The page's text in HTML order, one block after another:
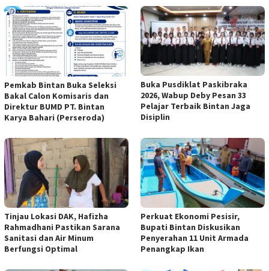
Pemkab Bintan Buka Seleksi
Bakal Calon Komisaris dan
Direktur BUMD PT. Bintan
Karya Bahari (Perseroda)
Buka Pusdiklat Paskibraka
2026, Wabup Deby Pesan 33
Pelajar Terbaik Bintan Jaga
Disiplin
Tinjau Lokasi DAK, Hafizha
Rahmadhani Pastikan Sarana
Sanitasi dan Air Minum
Berfungsi Optimal
Perkuat Ekonomi Pesisir,
Bupati Bintan Diskusikan
Penyerahan 11 Unit Armada
Penangkap Ikan